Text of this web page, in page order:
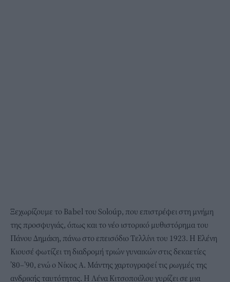
Ξεχωρίζουμε το Babel του Soloúp, που επιστρέφει στη μνήμη
της προσφυγιάς, όπως και το νέο ιστορικό μυθιστόρηματου
Πάνου Δημάκη, πάνω στο επεισόδιο Τελλίνι του 1923. Η Ελένη
Κιουσέ φωτίζει τη διαδρομή τριών γυναικών στις δεκαετίες
’80–’90, ενώ ο Νίκος Α. Μάντης χαρτογραφεί τις ρωγμές της
ανδρικής ταυτότητας. Η Λένα Κιτσοπούλου γυρίζει σε μια